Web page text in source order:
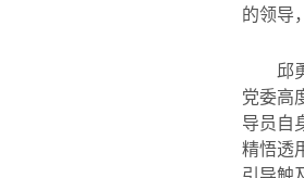
的领导
邱
党委高
导员自
精悟透